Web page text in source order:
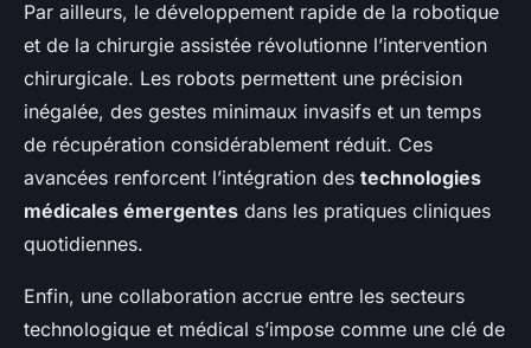
Par ailleurs, le développement rapide de la robotique
et de la chirurgie assistée révolutionne l’intervention
chirurgicale. Les robots permettent une précision
inégalée, des gestes minimaux invasifs et un temps
de récupération considérablement réduit. Ces
avancées renforcent l’intégration des technologies
médicales émergentes dans les pratiques cliniques
quotidiennes.
Enfin, une collaboration accrue entre les secteurs
technologique et médical s’impose comme une clé de